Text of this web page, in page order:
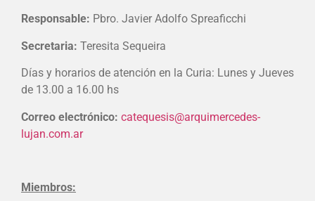
Responsable: Pbro. Javier Adolfo Spreaficchi
Secretaria: Teresita Sequeira
Días y horarios de atención en la Curia: Lunes y Jueves
de 13.00 a 16.00 hs
Correo electrónico: catequesis@arquimercedes-
lujan.com.ar
Miembros: